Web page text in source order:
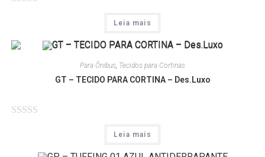
a
ã
Leia mais
Para Ônibus, Tecidos para Cortinas
GT – TECIDO PARA CORTINA – Des.Luxo
Leia mais